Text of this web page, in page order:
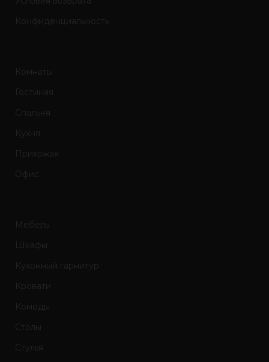
Конфиденциальность
Комнаты
Гостиная
Спальня
Кухня
Прихожая
Офис
Мебель
Шкафы
Кухонный гарнитур
Кровати
Комоды
Столы
Стулья